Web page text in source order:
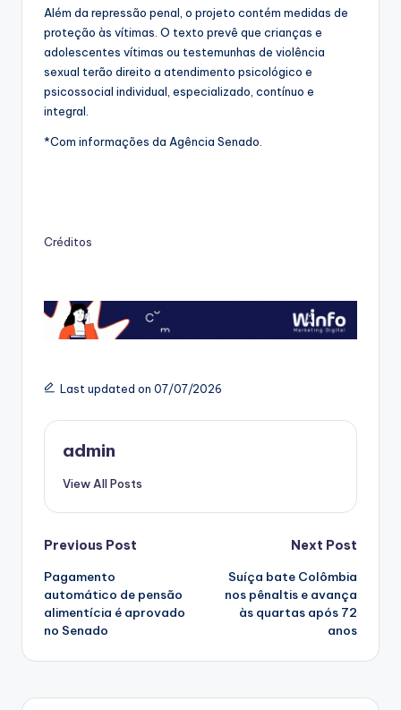
Além da repressão penal, o projeto contém medidas de
proteção às vítimas. O texto prevê que crianças e
adolescentes vítimas ou testemunhas de violência
sexual terão direito a atendimento psicológico e
psicossocial individual, especializado, contínuo e
integral.
*Com informações da Agência Senado.
Créditos
Last updated on 07/07/2026
admin
View All Posts
Post
navigation
Previous Post
Pagamento
automático de pensão
alimentícia é aprovado
no Senado
Next Post
Suíça bate Colômbia
nos pênaltis e avança
às quartas após 72
anos